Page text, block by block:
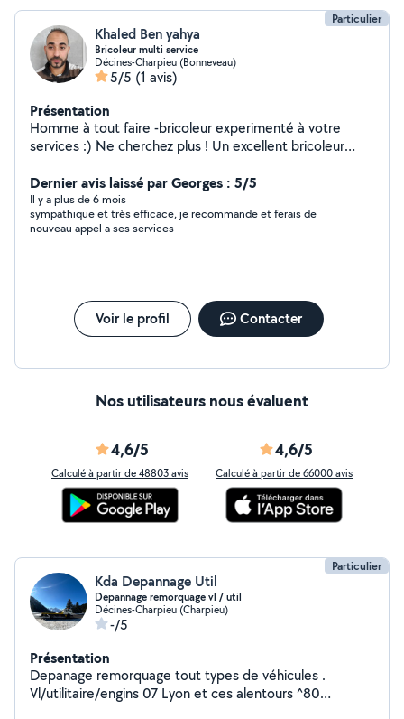
Particulier
Khaled Ben yahya
Bricoleur multi service
Décines-Charpieu (Bonneveau)
5/5 (1 avis)
Présentation
Homme à tout faire -bricoleur experimenté à votre
services :) Ne cherchez plus ! Un excellent bricoleur
petits travaux : Bricolage & Dépannage d'urgence
Réparation de fuites Débouchage de siphons
Remplacement de robinets, joints, etc. Travaux de
jardinage : Tonte de pelouse Taille de haies, plantations
Changement de filtre à huile, filtre à air, filtre à
gasoil/essence Transport à la déchetterie Je m'occupe
Dernier avis laissé par Georges : 5/5
Il y a plus de 6 mois
sympathique et très efficace, je recommande et ferais de
nouveau appel a ses services
Voir le profil Contacter
Nos utilisateurs nous évaluent
4,6/5
Calculé à partir de 48803 avis
4,6/5
Calculé à partir de 66000 avis
Particulier
Kda Depannage Util
Depannage remorquage vl / util
Décines-Charpieu (Charpieu)
-/5
Présentation
Depanage remorquage tout types de véhicules .
Vl/utilitaire/engins 07 Lyon et ces alentours ^80